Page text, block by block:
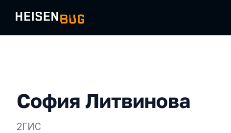
София Литвинова
2ГИС